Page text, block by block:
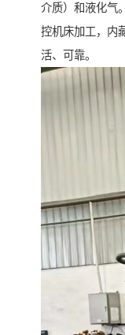
介质）和液化气
控机床加工，内
活、可靠。